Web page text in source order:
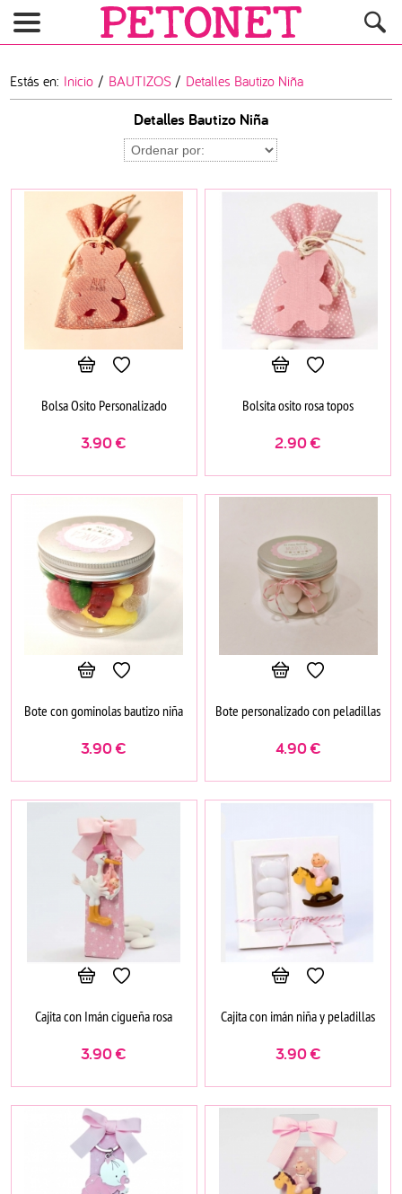
Estás en: Inicio / BAUTIZOS / Detalles Bautizo Niña
Detalles Bautizo Niña
Bolsa Osito Personalizado
3.90€
Bolsita osito rosa topos
2.90€
Bote con gominolas bautizo niña
3.90€
Bote personalizado con peladillas
4.90€
Cajita con Imán cigueña rosa
3.90€
Cajita con imán niña y peladillas
3.90€